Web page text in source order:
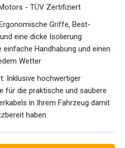
- TÜV Zertifiziert
Griffe, Best-
eine dicke Isolierung
einfache Handhabung und einen
Wetter
Inklusive hochwertiger
für die praktische und saubere
in Ihrem Fahrzeug damit
haben